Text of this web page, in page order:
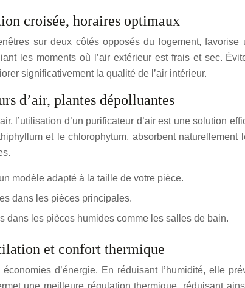
croisée, horaires optimaux
sur deux côtés opposés du logement,
les moments où l’air extérieur est frais et sec.
significativement la qualité de l’air intérieur.
d’air, plantes dépolluantes
l’utilisation d’un purificateur d’air est une solution
et le chlorophytum, absorbent
modèle adapté à la taille de votre pièce.
dans les pièces principales.
dans les pièces humides comme les salles de bain.
et confort thermique
d’énergie. En réduisant l’humidité, elle
une meilleure régulation thermique, réduisant